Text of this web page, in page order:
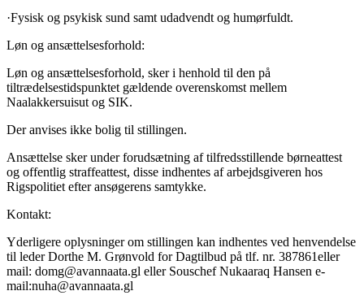
·Fysisk og psykisk sund samt udadvendt og humørfuldt.
Løn og ansættelsesforhold:
Løn og ansættelsesforhold, sker i henhold til den på
tiltrædelsestidspunktet gældende overenskomst mellem
Naalakkersuisut og SIK.
Der anvises ikke bolig til stillingen.
Ansættelse sker under forudsætning af tilfredsstillende børneattest
og offentlig straffeattest, disse indhentes af arbejdsgiveren hos
Rigspolitiet efter ansøgerens samtykke.
Kontakt:
Yderligere oplysninger om stillingen kan indhentes ved henvendelse
til leder Dorthe M. Grønvold for Dagtilbud på tlf. nr. 387861eller
mail: domg@avannaata.gl eller Souschef Nukaaraq Hansen e-
mail:nuha@avannaata.gl